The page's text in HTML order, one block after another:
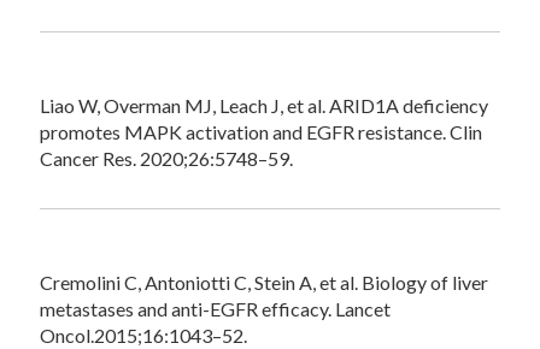
Liao W, Overman MJ, Leach J, et al. ARID1A deficiency
promotes MAPK activation and EGFR resistance. Clin
Cancer Res. 2020;26:5748–59.
Cremolini C, Antoniotti C, Stein A, et al. Biology of liver
metastases and anti-EGFR efficacy. Lancet
Oncol.2015;16:1043–52.